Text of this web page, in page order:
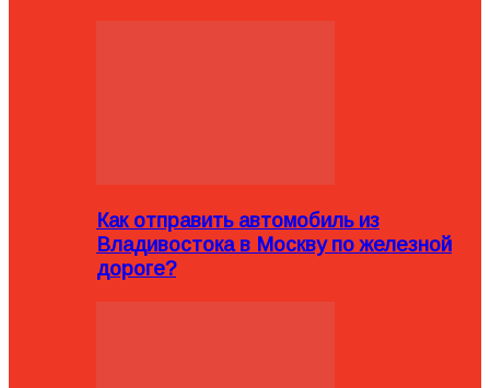
Как отправить автомобиль из
Владивостока в Москву по железной
дороге?